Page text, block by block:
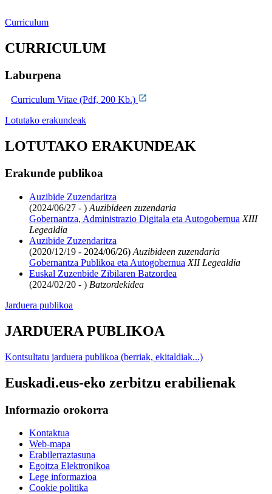
Curriculum
CURRICULUM
Laburpena
Curriculum Vitae (Pdf, 200 Kb.)
Lotutako erakundeak
LOTUTAKO ERAKUNDEAK
Erakunde publikoa
Auzibide Zuzendaritza
(2024/06/27 - ) Auzibideen zuzendaria
Gobernantza, Administrazio Digitala eta Autogobernua XIII
Legealdia
Auzibide Zuzendaritza
(2020/12/19 - 2024/06/26) Auzibideen zuzendaria
Gobernantza Publikoa eta Autogobernua XII Legealdia
Euskal Zuzenbide Zibilaren Batzordea
(2024/02/20 - ) Batzordekidea
Jarduera publikoa
JARDUERA PUBLIKOA
Kontsultatu jarduera publikoa (berriak, ekitaldiak...)
Euskadi.eus-eko zerbitzu erabilienak
Informazio orokorra
Kontaktua
Web-mapa
Erabilerraztasuna
Egoitza Elektronikoa
Lege informazioa
Cookie politika